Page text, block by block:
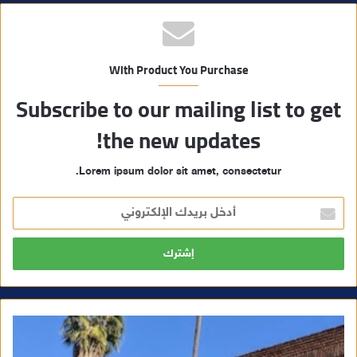
With Product You Purchase
Subscribe to our mailing list to get
the new updates!
Lorem ipsum dolor sit amet, consectetur.
خ
ل
ر
ا
ل
إ